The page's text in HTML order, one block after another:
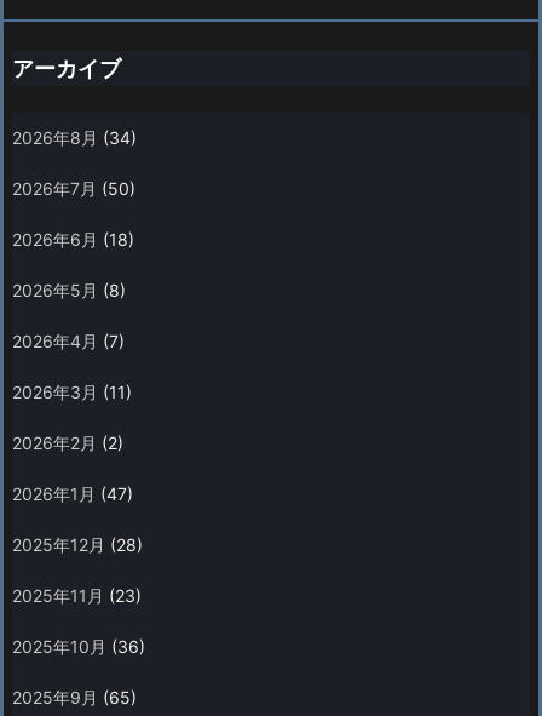
アーカイブ
2026年8月 (34)
2026年7月 (50)
2026年6月 (18)
2026年5月 (8)
2026年4月 (7)
2026年3月 (11)
2026年2月 (2)
2026年1月 (47)
2025年12月 (28)
2025年11月 (23)
2025年10月 (36)
2025年9月 (65)